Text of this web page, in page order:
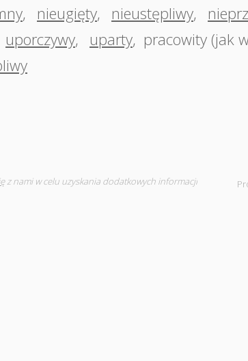
, nieugięty, nieustępliwy,
uporczywy, uparty, pracowity (jak
z nami w celu uzyskania dodatkowych informacji